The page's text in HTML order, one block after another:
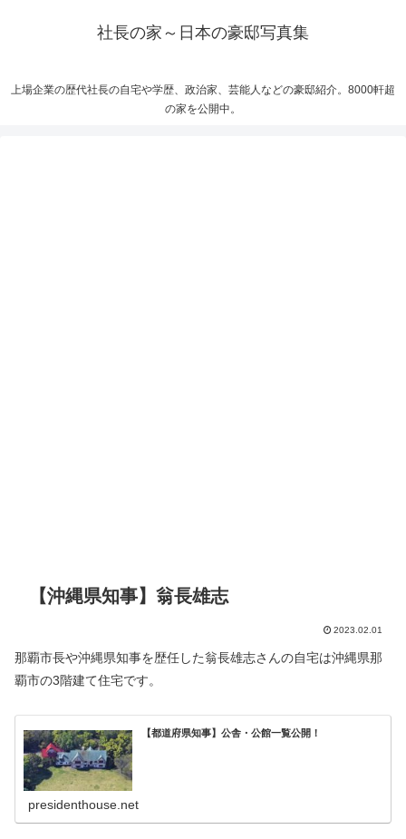
社長の家～日本の豪邸写真集
上場企業の歴代社長の自宅や学歴、政治家、芸能人などの豪邸紹介。8000軒超
の家を公開中。
【沖縄県知事】翁長雄志
2023.02.01
那覇市長や沖縄県知事を歴任した翁長雄志さんの自宅は沖縄県那
覇市の3階建て住宅です。
【都道府県知事】公舎・公館一覧公開！
presidenthouse.net